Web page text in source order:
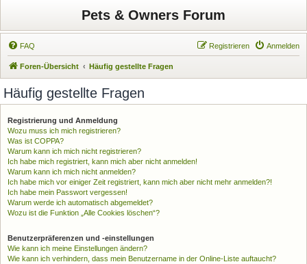
Pets & Owners Forum
FAQ Anmelden
Registrieren
Foren-Übersicht Häufig gestellte Fragen
Häufig gestellte Fragen
Registrierung und Anmeldung
Wozu muss ich mich registrieren?
Was ist COPPA?
Warum kann ich mich nicht registrieren?
Ich habe mich registriert, kann mich aber nicht anmelden!
Warum kann ich mich nicht anmelden?
Ich habe mich vor einiger Zeit registriert, kann mich aber nicht mehr anmelden?!
Ich habe mein Passwort vergessen!
Warum werde ich automatisch abgemeldet?
Wozu ist die Funktion „Alle Cookies löschen“?
Benutzerpräferenzen und -einstellungen
Wie kann ich meine Einstellungen ändern?
Wie kann ich verhindern, dass mein Benutzername in der Online-Liste auftaucht?